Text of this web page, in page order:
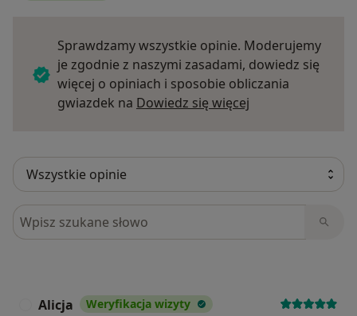
Sprawdzamy wszystkie opinie. Moderujemy
je zgodnie z naszymi zasadami, dowiedz się
więcej o opiniach i sposobie obliczania
gwiazdek na Dowiedz się więcej
Szukaj w opiniach
Alicja Weryfikacja wizyty